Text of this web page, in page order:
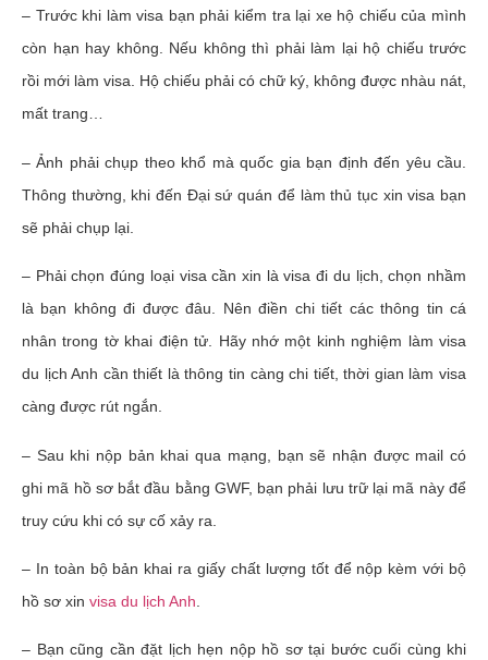
– Trước khi làm visa bạn phải kiểm tra lại xe hộ chiếu của mình
còn hạn hay không. Nếu không thì phải làm lại hộ chiếu trước
rồi mới làm visa. Hộ chiếu phải có chữ ký, không được nhàu nát,
mất trang…
– Ảnh phải chụp theo khổ mà quốc gia bạn định đến yêu cầu.
Thông thường, khi đến Đại sứ quán để làm thủ tục xin visa bạn
sẽ phải chụp lại.
– Phải chọn đúng loại visa cần xin là visa đi du lịch, chọn nhầm
là bạn không đi được đâu. Nên điền chi tiết các thông tin cá
nhân trong tờ khai điện tử. Hãy nhớ một kinh nghiệm làm visa
du lịch Anh cần thiết là thông tin càng chi tiết, thời gian làm visa
càng được rút ngắn.
– Sau khi nộp bản khai qua mạng, bạn sẽ nhận được mail có
ghi mã hồ sơ bắt đầu bằng GWF, bạn phải lưu trữ lại mã này để
truy cứu khi có sự cố xảy ra.
– In toàn bộ bản khai ra giấy chất lượng tốt để nộp kèm với bộ
hồ sơ xin visa du lịch Anh
– Bạn cũng cần đặt lịch hẹn nộp hồ sơ tại bước cuối cùng khi